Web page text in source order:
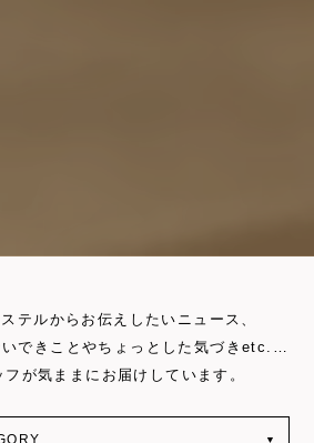
テルからお伝えしたいニュース、
いできことやちょっとした気づきetc.…
が気ままにお届けしています。
▼